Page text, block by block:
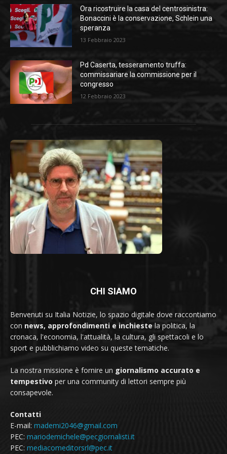
Ora ricostruire la casa del centrosinistra:
Bonaccini è la conservazione, Schlein una
speranza
13 Febbraio 2023
Pd Caserta, tesseramento truffa:
commissariare la commissione per il
congresso
12 Febbraio 2023
CHI SIAMO
Benvenuti su Italia Notizie, lo spazio digitale dove raccontiamo
con news, approfondimenti e inchieste la politica, la
cronaca, l'economia, l'attualità, la cultura, gli spettacoli e lo
sport e pubblichiamo video su queste tematiche.
La nostra missione è fornire un giornalismo accurato e
tempestivo per una community di lettori sempre più
consapevole.
Contatti
E-mail: mademi2046@gmail.com
PEC: mariodemichele@pecgiornalisti.it
PEC: mediacomeditorsrl@pec.it